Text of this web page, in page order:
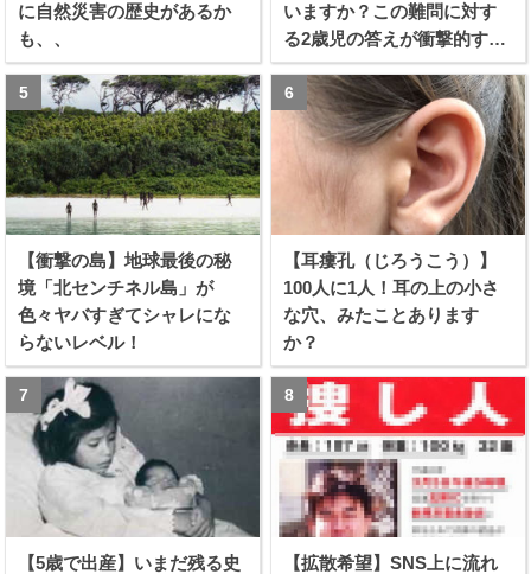
に自然災害の歴史があるか
も、、
いますか？この難問に対す
る2歳児の答えが衝撃的すぎ
る！！
【衝撃の島】地球最後の秘
境「北センチネル島」が
色々ヤバすぎてシャレにな
らないレベル！
【耳瘻孔（じろうこう）】
100人に1人！耳の上の小さ
な穴、みたことあります
か？
【5歳で出産】いまだ残る史
【拡散希望】SNS上に流れ